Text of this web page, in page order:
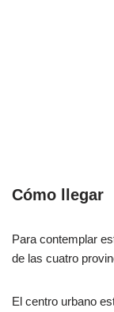
Cómo llegar
Para contemplar
de las cuatro
El centro urbano